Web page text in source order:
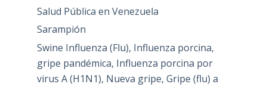
Salud Pública en Venezuela
Sarampión
Swine Influenza (Flu), Influenza porcina,
gripe pandémica, Influenza porcina por
virus A (H1N1), Nueva gripe, Gripe (flu) a